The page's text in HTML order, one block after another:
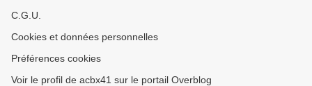
C.G.U.
Cookies et données personnelles
Préférences cookies
Voir le profil de acbx41 sur le portail Overblog